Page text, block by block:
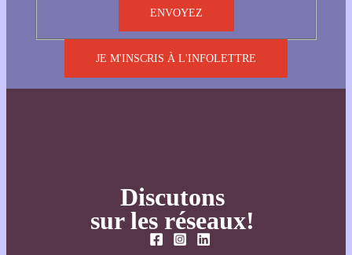
JE M'INSCRIS À L'INFOLETTRE
Discutons
sur les réseaux!